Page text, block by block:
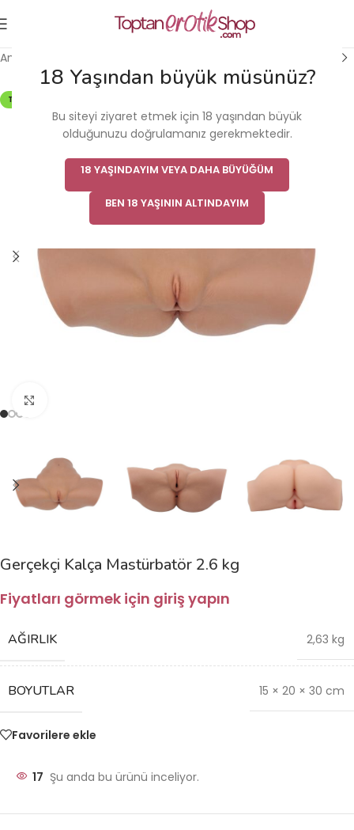
18 Yaşından büyük müsünüz?
Bu siteyi ziyaret etmek için 18 yaşından büyük
olduğunuzu doğrulamanız gerekmektedir.
18 YAŞINDAYIM VEYA DAHA BÜYÜĞÜM
BEN 18 YAŞININ ALTINDAYIM
Ana Sayfa
TÜKENDI
Gerçekçi Kalça Mastürbatör 2.6 kg
Fiyatları görmek için giriş yapın
AĞIRLIK 2,63 kg
BOYUTLAR 15 × 20 × 30 cm
Favorilere ekle
17 Şu anda bu ürünü inceliyor.